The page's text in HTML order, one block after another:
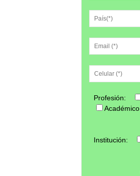
Profesión:
Académico
Institución: